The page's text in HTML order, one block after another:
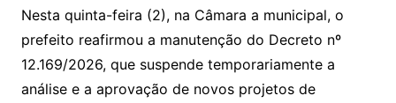
Nesta quinta-feira (2), na Câmara a municipal, o
prefeito reafirmou a manutenção do Decreto nº
12.169/2026, que suspende temporariamente a
análise e a aprovação de novos projetos de